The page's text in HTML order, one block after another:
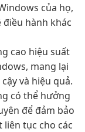
của họ,
hành khác
cao hiệu suất
mang lại
và hiệu quả.
có thể hưởng
để đảm bảo
tục cho các